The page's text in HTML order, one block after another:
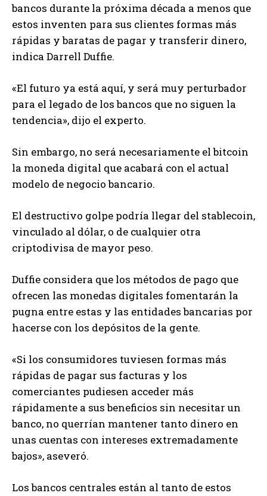
bancos durante la próxima década a menos que
estos inventen para sus clientes formas más
rápidas y baratas de pagar y transferir dinero,
indica Darrell Duffie.
«El futuro ya está aquí, y será muy perturbador
para el legado de los bancos que no siguen la
tendencia», dijo el experto.
Sin embargo, no será necesariamente el bitcoin
la moneda digital que acabará con el actual
modelo de negocio bancario.
El destructivo golpe podría llegar del stablecoin,
vinculado al dólar, o de cualquier otra
criptodivisa de mayor peso.
Duffie considera que los métodos de pago que
ofrecen las monedas digitales fomentarán la
pugna entre estas y las entidades bancarias por
hacerse con los depósitos de la gente.
«Si los consumidores tuviesen formas más
rápidas de pagar sus facturas y los
comerciantes pudiesen acceder más
rápidamente a sus beneficios sin necesitar un
banco, no querrían mantener tanto dinero en
unas cuentas con intereses extremadamente
bajos», aseveró.
Los bancos centrales están al tanto de estos